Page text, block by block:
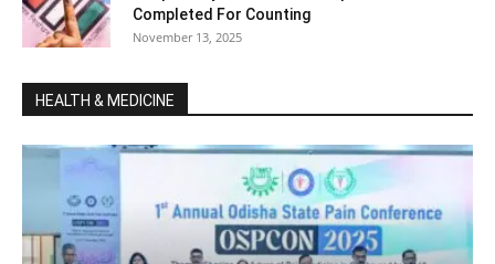
Completed For Counting
November 13, 2025
HEALTH & MEDICINE